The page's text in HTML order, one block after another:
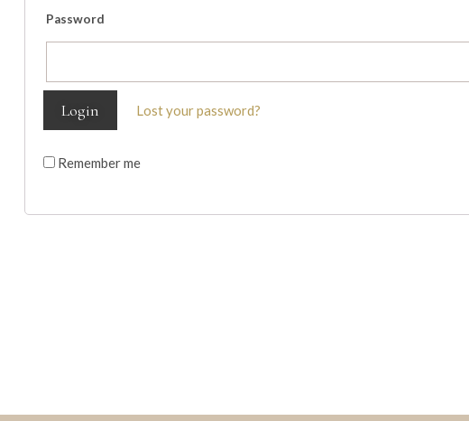
Password
Lost your password?
Remember me